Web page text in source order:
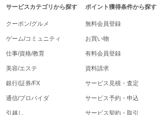
ビゲーション
サービスカテゴリから探す
クーポン/グルメ
ゲーム/コミュニティ
仕事/資格/教育
美容/エステ
銀行/証券/FX
通信/プロバイダ
引越し
ポイント獲得条件から探す
無料会員登録
お買い物
有料会員登録
資料請求
サービス見積・査定
サービス予約・申込
サービス契約・取引